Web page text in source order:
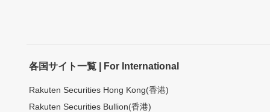
各国サイト一覧 | For International
Rakuten Securities Hong Kong(香港)
Rakuten Securities Bullion(香港)